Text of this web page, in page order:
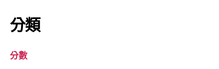
分類
分數